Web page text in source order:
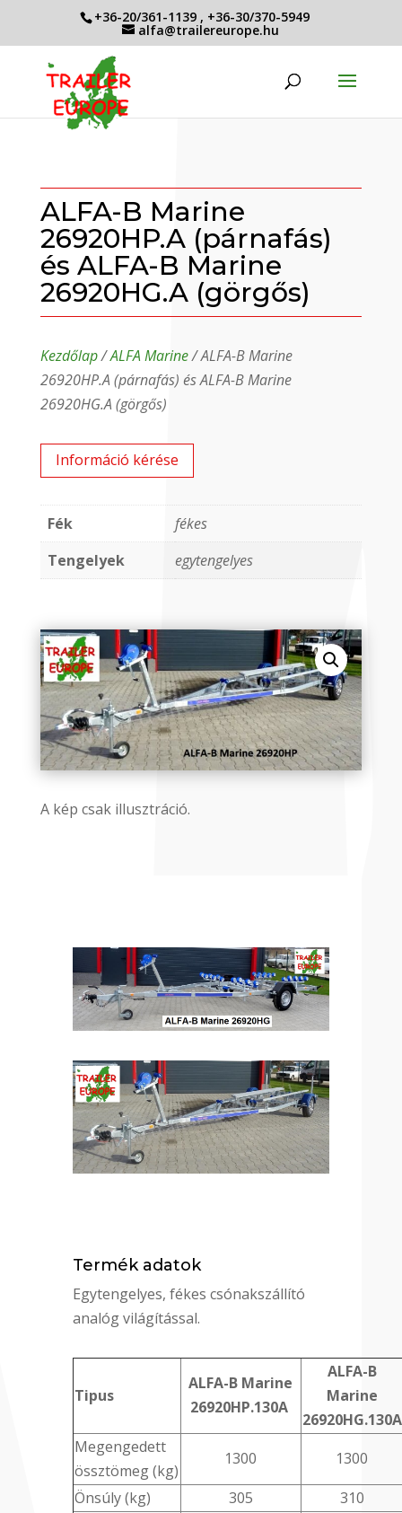
+36-20/361-1139 , +36-30/370-5949
alfa@trailereurope.hu
ALFA-B Marine
26920HP.A (párnafás)
és ALFA-B Marine
26920HG.A (görgős)
Kezdőlap/ALFA Marine/ ALFA-B Marine
26920HP.A (párnafás) és ALFA-B Marine
26920HG.A (görgős)
Információ kérése
Fék
fékes
Tengelyek
egytengelyes
A kép csak illusztráció.
Termék adatok
Egytengelyes, fékes csónakszállító
analóg világítással.
Tipus
ALFA-B Marine
26920HP.130A
ALFA-B
Marine
26920HG.130A
Megengedett
össztömeg (kg)
1300
1300
Önsúly (kg)
305
310